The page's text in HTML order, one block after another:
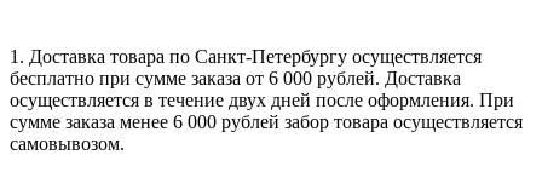
1. Доставка товара по Санкт-Петербургу осуществляется
бесплатно при сумме заказа от 6 000 рублей. Доставка
осуществляется в течение двух дней после оформления. При
сумме заказа менее 6 000 рублей забор товара осуществляется
самовывозом.